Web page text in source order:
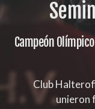
Campeón
Club
unieron